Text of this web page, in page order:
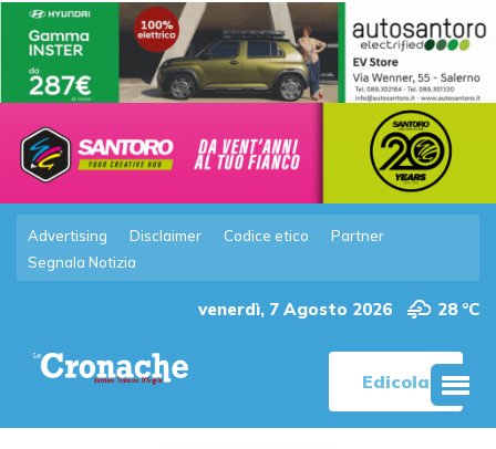
Advertising Disclaimer Codice etico
Partner
Segnala Notizia
venerdì, 7 Agosto 2026 28 °C
Edicola